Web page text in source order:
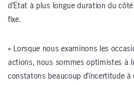
d’État à plus longue duration du
fixe.
« Lorsque nous examinons les
actions, nous sommes optimistes à
constatons beaucoup d’incertitude